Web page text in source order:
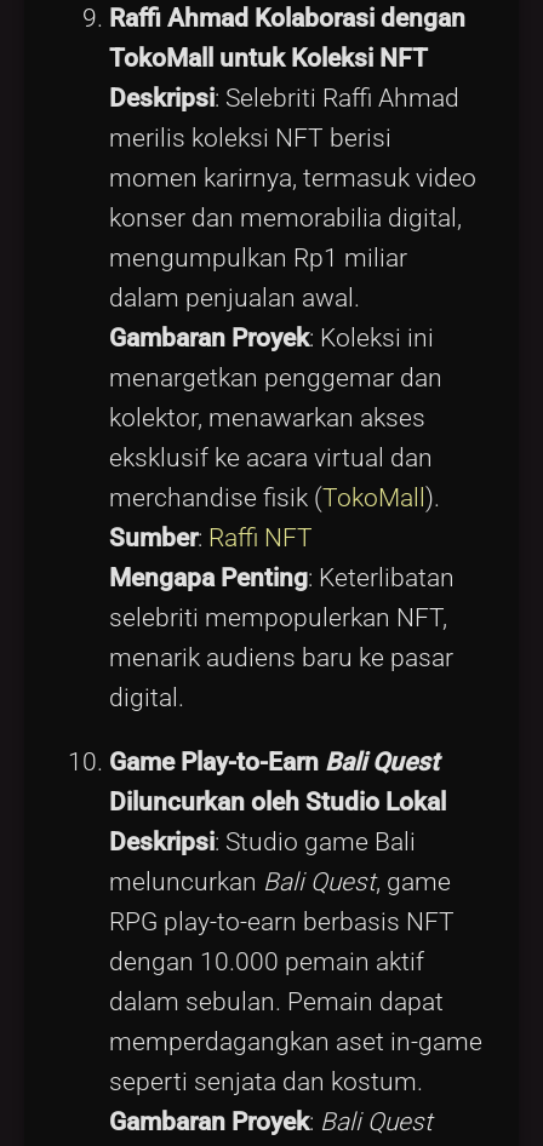
Raffi Ahmad Kolaborasi dengan
TokoMall untuk Koleksi NFT
Deskripsi: Selebriti Raffi Ahmad
merilis koleksi NFT berisi
momen karirnya, termasuk video
konser dan memorabilia digital,
mengumpulkan Rp1 miliar
dalam penjualan awal.
Gambaran Proyek: Koleksi ini
menargetkan penggemar dan
kolektor, menawarkan akses
eksklusif ke acara virtual dan
merchandise fisik (TokoMall ).
Sumber: Raffi NFT
Mengapa Penting: Keterlibatan
selebriti mempopulerkan NFT,
menarik audiens baru ke pasar
digital.
Game Play-to-Earn Bali Quest
Diluncurkan oleh Studio Lokal
Deskripsi: Studio game Bali
meluncurkan Bali Quest, game
RPG play-to-earn berbasis NFT
dengan 10.000 pemain aktif
dalam sebulan. Pemain dapat
memperdagangkan aset in-game
seperti senjata dan kostum.
Gambaran Proyek: Bali Quest